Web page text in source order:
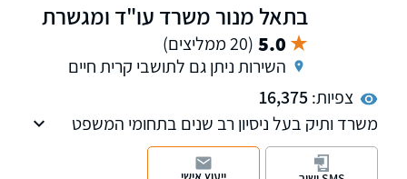
בתאל מנור משרד עו"ד ומגשרת
5.0 (20 ממליצים)
השירות ניתן גם לתושבי קרית חיים
צפיות:16,375
משרד ותיק בעל ניסיון רב שנים בתחומי המשפט
האזרחי. מחיקת חובות וחדלות פירעון-פשיטת רגל,
הוצל"פ וגביה. תאונות דרכים ועבודה כולל תביעת